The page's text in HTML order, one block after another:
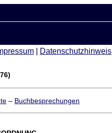
Datenschutzhinweis
– Buchbesprechungen